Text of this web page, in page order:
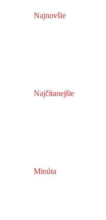
Najnovšie
Najčítanejšie
Minúta